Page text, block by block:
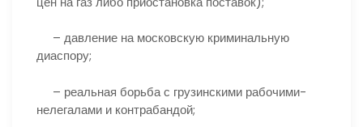
– давление на московскую криминальную
диаспору;
– реальная борьба с грузинскими рабочими-
нелегалами и контрабандой;